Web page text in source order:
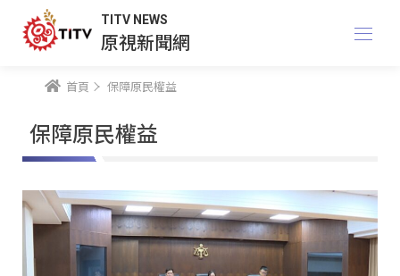
TITV NEWS
原視新聞網
首頁 保障原民權益
保障原民權益